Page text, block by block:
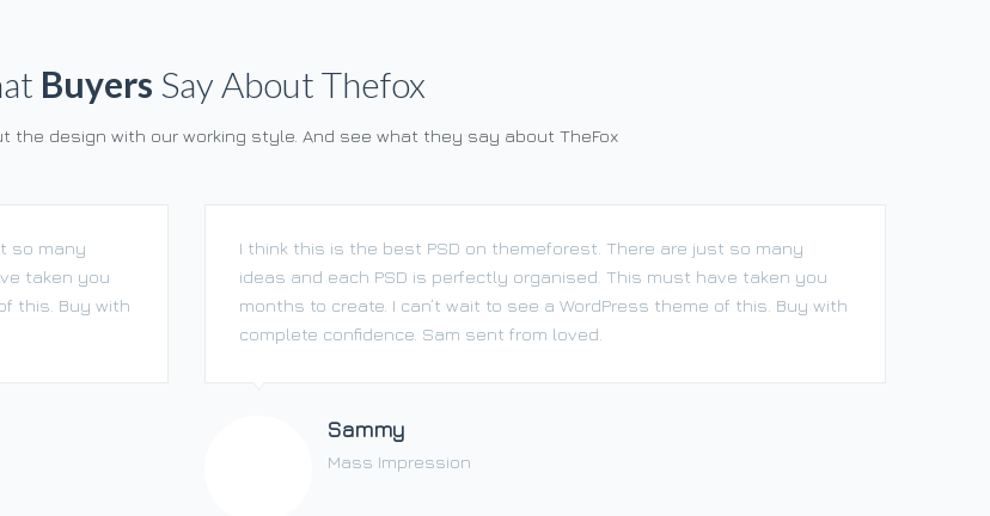
Buyers Say About Thefox
the design with our working style. And see what they say about TheFox
so many
taken you
this. Buy with
I think this is the best PSD on themeforest. There are just so many
ideas and each PSD is perfectly organised. This must have taken you
months to create. I can’t wait to see a WordPress theme of this. Buy with
complete confidence. Sam sent from loved.
Sammy
Mass Impression